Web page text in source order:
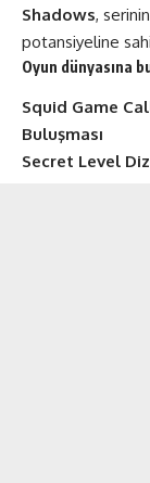
Shadows,
potansiyeline
Oyun dünyasına
Squid Game
Buluşması
Secret Level